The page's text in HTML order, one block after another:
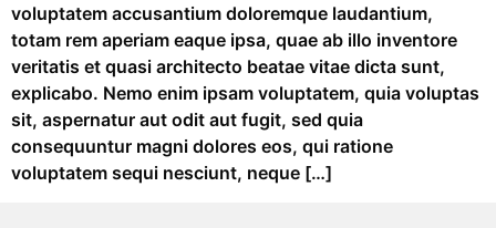
voluptatem accusantium doloremque laudantium,
totam rem aperiam eaque ipsa, quae ab illo inventore
veritatis et quasi architecto beatae vitae dicta sunt,
explicabo. Nemo enim ipsam voluptatem, quia voluptas
sit, aspernatur aut odit aut fugit, sed quia
consequuntur magni dolores eos, qui ratione
voluptatem sequi nesciunt, neque […]